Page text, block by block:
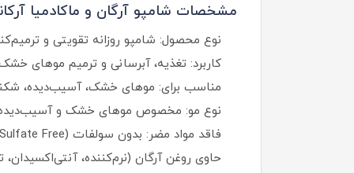
مشخصات شامپو آرگان و ماکادمیا
نوع محصول: شامپو روزانه تقویتی و
کاربرد: تغذیه، آبرسانی و ترمیم موهای
مناسب برای: موهای خشک، آسیب‌دیده،
نوع مو: مخصوص موهای خشک و
فاقد مواد مضر: بدون سولفات (Sulfate Free) – بدون پارابن – بدون سیلیکون
حاوی روغن آرگان (نرم‌کننده، آنتی‌اکسیدان،